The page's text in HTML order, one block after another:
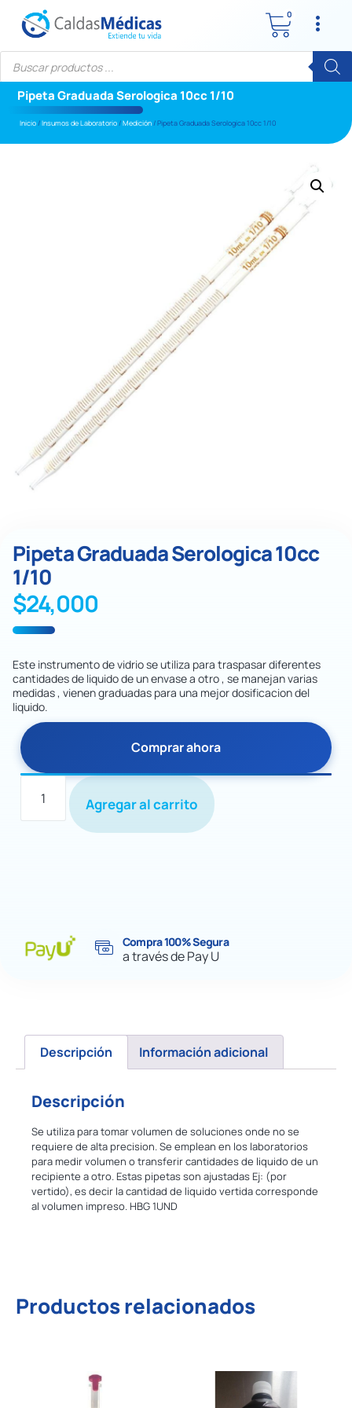
0
Pipeta Graduada Serologica 10cc 1/10
Inicio/Insumos de Laboratorio/Medición/ Pipeta Graduada Serologica 10cc 1/10
Pipeta Graduada Serologica 10cc
1/10
$24,000
Este instrumento de vidrio se utiliza para traspasar diferentes
cantidades de liquido de un envase a otro , se manejan varias
medidas , vienen graduadas para una mejor dosificacion del
liquido.
Comprar ahora
Agregar al carrito
Compra 100% Segura
a través de Pay U
Descripción Información adicional
Descripción
Se utiliza para tomar volumen de soluciones onde no se
requiere de alta precision. Se emplean en los laboratorios
para medir volumen o transferir cantidades de liquido de un
recipiente a otro. Estas pipetas son ajustadas Ej: (por
vertido), es decir la cantidad de liquido vertida corresponde
al volumen impreso. HBG 1UND
Productos relacionados